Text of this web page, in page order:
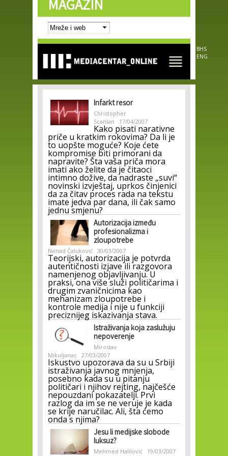
Skip to
main
content
MAGAZIN
BHS
ENG
Infarkt resor
Christopher
Scanlan
17/04/2007
Kako pisati narativne
priče u kratkim rokovima? Da li je
to uopšte moguće? Koje ćete
kompromise biti primorani da
napravite? Šta vaša priča mora
imati ako želite da je čitaoci
intimno dožive, da nadraste „suvi“
novinski izvještaj, uprkos činjenici
da za čitav proces rada na tekstu
imate jedva par dana, ili čak samo
jednu smjenu?
Autorizacija između
profesionalizma i
zloupotrebe
Nenad Čaluković 30/03/2007
Teorijski, autorizacija je potvrda
autentičnosti izjave ili razgovora
namenjenog objavljivanju. U
praksi, ona više služi političarima i
drugim zvaničnicima kao
mehanizam zloupotrebe i
kontrole medija i nije u funkciji
preciznijeg iskazivanja stava.
Istraživanja koja zaslužuju
nepoverenje
Miroslav
Mikuljanac
27/03/2007
Iskustvo upozorava da su u Srbiji
istraživanja javnog mnjenja,
posebno kada su u pitanju
političari i njihov rejting, najčešće
nepouzdani pokazatelji. Prvi
razlog da im se ne veruje je kada
se krije naručilac. Ali, šta ćemo
onda s njima?
Jesu li medijske slobode
luksuz?
Mehmed Halilović 19/03/2007